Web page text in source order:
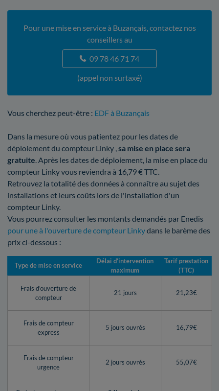
Pour une mise en service à Buzançais, contactez nos
conseillers au
09 78 46 71 74
(appel non surtaxé)
Vous cherchez peut-être : EDF à Buzançais
Dans la mesure où vous patientez pour les dates de
déploiement du compteur Linky ,sa mise en place sera
gratuite. Après les dates de déploiement, la mise en place du
compteur Linky vous reviendra à 16,79 € TTC.
Retrouvez la totalité des données à connaître au sujet des
installations et leurs coûts lors de l'installation d'un
compteur Linky.
Vous pourrez consulter les montants demandés par Enedis
pour une à l'ouverture de compteur Linkydans le barème des
prix ci-dessous :
Type de mise en service
Délai d’intervention
maximum
Tarif prestation
(TTC)
Frais d'ouverture de
compteur
21 jours 21,23€
Frais de compteur
express
5 jours ouvrés 16,79€
Frais de compteur
urgence
2 jours ouvrés 55,07€